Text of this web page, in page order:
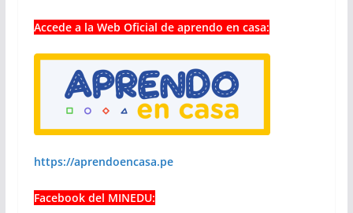
Accede a la Web Oficial de aprendo en casa:
https://aprendoencasa.pe
Facebook del MINEDU: